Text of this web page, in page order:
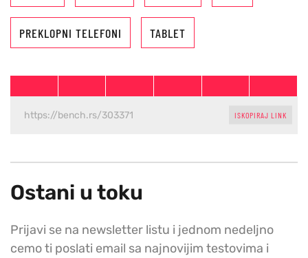
PREKLOPNI TELEFONI TABLET
ISKOPIRAJ LINK
Ostani u toku
Prijavi se na newsletter listu i jednom nedeljno
cemo ti poslati email sa najnovijim testovima i